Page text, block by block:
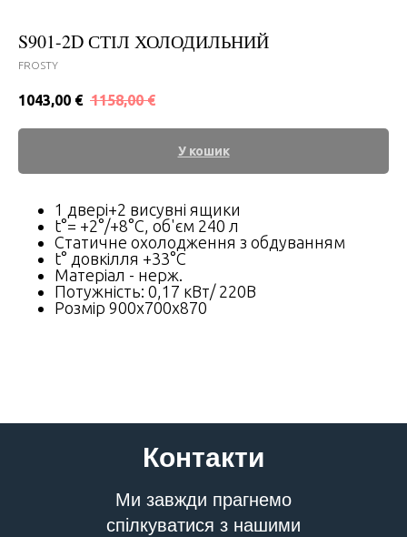
S901-2D СТІЛ ХОЛОДИЛЬНИЙ
FROSTY
1043,00 € 1158,00 €
У кошик
1 двері+2 висувні ящики
t°= +2°/+8°C, об'єм 240 л
Статичне охолодження з обдуванням
t° довкілля +33°С
Матеріал - нерж.
Потужність: 0,17 кВт/ 220В
Розмір 900x700x870
Контакти
Ми завжди прагнемо
спілкуватися з нашими